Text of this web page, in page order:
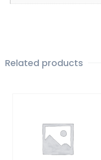
Related products